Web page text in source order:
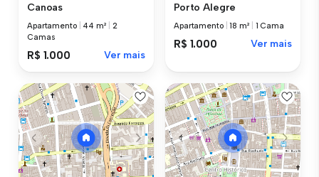
Canoas
Apartamento 44 m²
2
Camas
R$ 1.000 Ver mais
Porto Alegre
Apartamento |18 m² 1 Cama
R$ 1.000 Ver mais